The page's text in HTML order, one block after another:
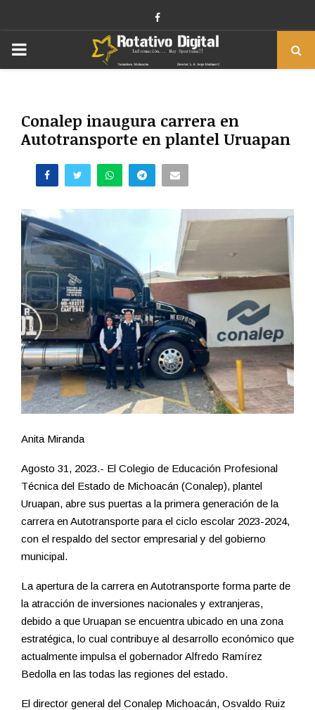
Facebook
PRIMARY
Conalep inaugura carrera en
Autotransporte en plantel Uruapan
Anita Miranda
Agosto 31, 2023.- El Colegio de Educación Profesional
Técnica del Estado de Michoacán (Conalep), plantel
Uruapan, abre sus puertas a la primera generación de la
carrera en Autotransporte para el ciclo escolar 2023-2024,
con el respaldo del sector empresarial y del gobierno
municipal.
La apertura de la carrera en Autotransporte forma parte de
la atracción de inversiones nacionales y extranjeras,
debido a que Uruapan se encuentra ubicado en una zona
estratégica, lo cual contribuye al desarrollo económico que
actualmente impulsa el gobernador Alfredo Ramírez
Bedolla en las todas las regiones del estado.
El director general del Conalep Michoacán, Osvaldo Ruiz